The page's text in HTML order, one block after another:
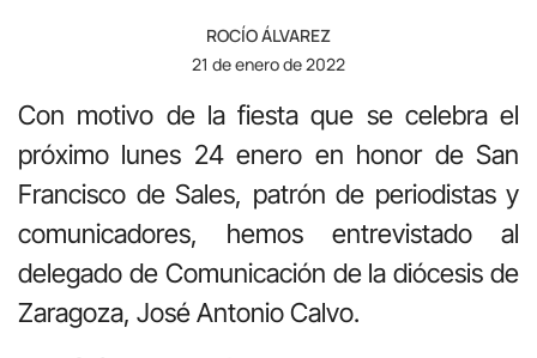
ROCÍO ÁLVAREZ
21 de enero de 2022
Con motivo de la fiesta que se celebra el
próximo lunes 24 enero en honor de San
Francisco de Sales, patrón de periodistas y
comunicadores, hemos entrevistado al
delegado de Comunicación de la diócesis de
Zaragoza, José Antonio Calvo.